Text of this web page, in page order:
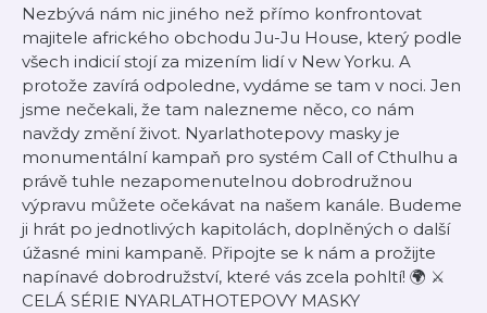
Nezbývá nám nic jiného než přímo konfrontovat
majitele afrického obchodu Ju-Ju House, který podle
všech indicií stojí za mizením lidí v New Yorku. A
protože zavírá odpoledne, vydáme se tam v noci. Jen
jsme nečekali, že tam nalezneme něco, co nám
navždy změní život. Nyarlathotepovy masky je
monumentální kampaň pro systém Call of Cthulhu a
právě tuhle nezapomenutelnou dobrodružnou
výpravu můžete očekávat na našem kanále. Budeme
ji hrát po jednotlivých kapitolách, doplněných o další
úžasné mini kampaně. Připojte se k nám a prožijte
napínavé dobrodružství, které vás zcela pohltí! 🌍 ⚔️
CELÁ SÉRIE NYARLATHOTEPOVY MASKY